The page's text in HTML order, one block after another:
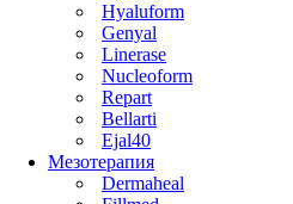
Hyaluform
Genyal
Linerase
Nucleoform
Repart
Bellarti
Ejal40
Мезотерапия
Dermaheal